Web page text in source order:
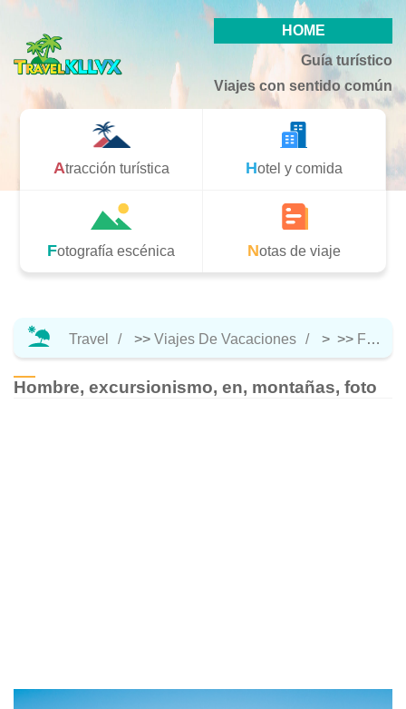
HOME
Guía turístico
Viajes con sentido común
Atracción turística Hotel y comida
Fotografía escénica Notas de viaje
Travel >> Viajes De Vacaciones > >> Fotografía Escénica
Hombre, excursionismo, en, montañas, foto